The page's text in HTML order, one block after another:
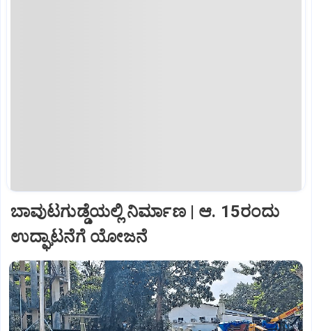
ಬಾವುಟಗುಡ್ಡೆಯಲ್ಲಿ ನಿರ್ಮಾಣ | ಆ. 15ರಂದು
ಉದ್ಘಾಟನೆಗೆ ಯೋಜನೆ